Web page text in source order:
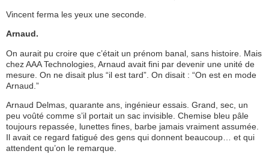
Vincent ferma les yeux une seconde.
Arnaud.
On aurait pu croire que c’était un prénom banal, sans histoire. Mais
chez AAA Technologies, Arnaud avait fini par devenir une unité de
mesure. On ne disait plus “il est tard”. On disait : “On est en mode
Arnaud.”
Arnaud Delmas, quarante ans, ingénieur essais. Grand, sec, un
peu voûté comme s’il portait un sac invisible. Chemise bleu pâle
toujours repassée, lunettes fines, barbe jamais vraiment assumée.
Il avait ce regard fatigué des gens qui donnent beaucoup… et qui
attendent qu’on le remarque.